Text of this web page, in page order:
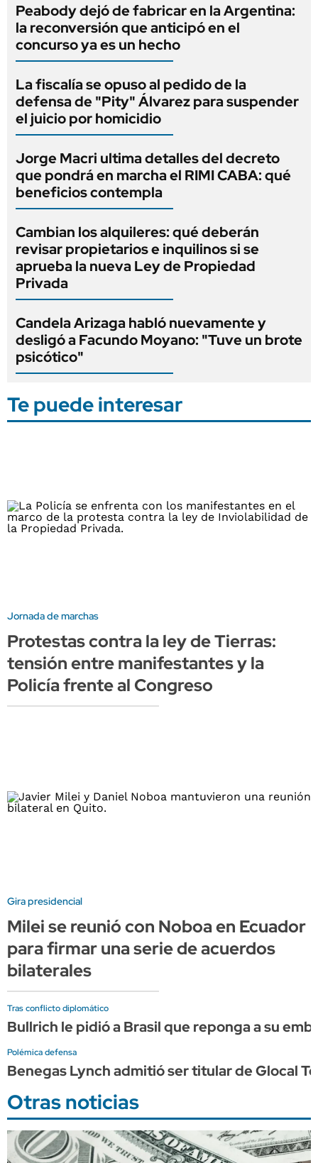
Peabody dejó de fabricar en la Argentina:
la reconversión que anticipó en el
concurso ya es un hecho
La fiscalía se opuso al pedido de la
defensa de "Pity" Álvarez para suspender
el juicio por homicidio
Jorge Macri ultima detalles del decreto
que pondrá en marcha el RIMI CABA: qué
beneficios contempla
Cambian los alquileres: qué deberán
revisar propietarios e inquilinos si se
aprueba la nueva Ley de Propiedad
Privada
Candela Arizaga habló nuevamente y
desligó a Facundo Moyano: "Tuve un brote
psicótico"
Te puede interesar
Jornada de marchas
Protestas contra la ley de Tierras:
tensión entre manifestantes y la
Policía frente al Congreso
Gira presidencial
Milei se reunió con Noboa en Ecuador
para firmar una serie de acuerdos
bilaterales
Tras conflicto diplomático
Bullrich le pidió a Brasil que reponga a su
Polémica defensa
Benegas Lynch admitió ser titular de Glocal
Otras noticias